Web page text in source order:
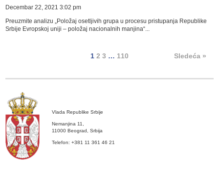
Decembar 22, 2021 3:02 pm
Preuzmite analizu „Položaj osetljivih grupa u procesu pristupanja Republike
Srbije Evropskoj uniji – položaj nacionalnih manjina“...
1 2 3 … 110 Sledeća »
Vlada Republike Srbije
Nemanjina 11,
11000 Beograd, Srbija
Telefon: +381 11 361 46 21